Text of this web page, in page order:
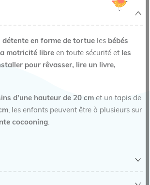
détente en forme de tortue les bébés
motricité libre en toute sécurité et les
pour rêvasser, lire un livre,
d'une hauteur de 20 cm et un tapis de
, les enfants peuvent être à plusieurs sur
cocooning.